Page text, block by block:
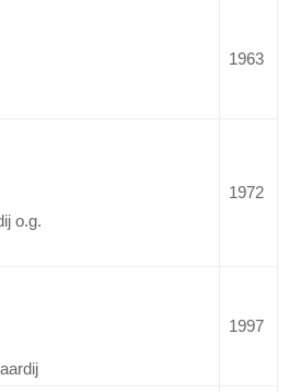
1963
o.g.
1972
1997